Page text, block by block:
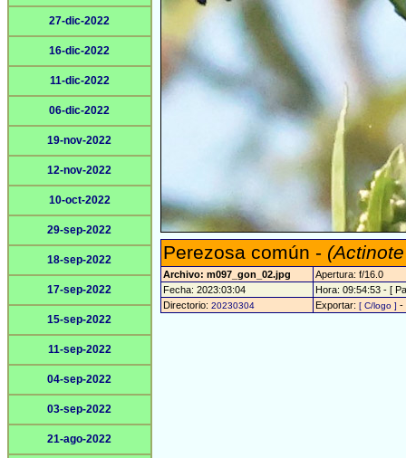
27-dic-2022
16-dic-2022
11-dic-2022
06-dic-2022
19-nov-2022
12-nov-2022
10-oct-2022
29-sep-2022
18-sep-2022
17-sep-2022
15-sep-2022
11-sep-2022
04-sep-2022
03-sep-2022
21-ago-2022
Perezosa común -
Archivo: m097_gon_02.jpg
Apertura: f/16.0
Fecha: 2023:03:04
Hora: 09:54:53 - [
Directorio: 20230304 Exportar: [ C/logo ] -